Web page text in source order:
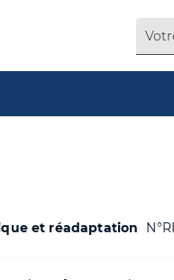
et réadaptation